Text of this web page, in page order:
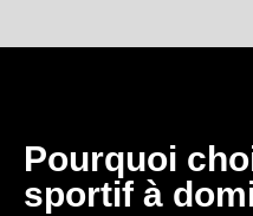
Pourquoi
sportif à